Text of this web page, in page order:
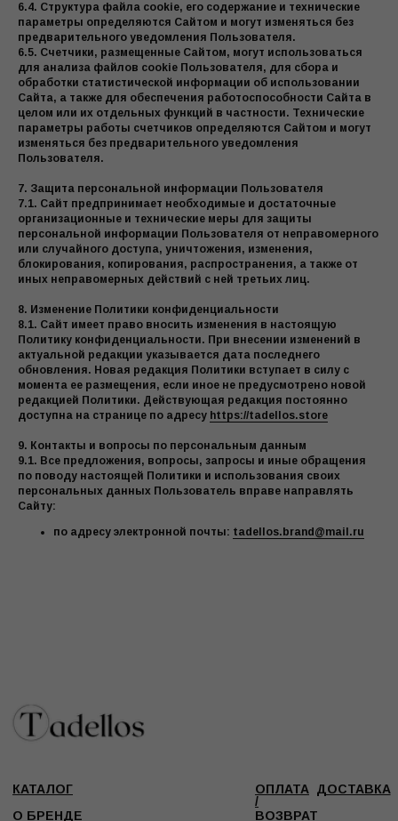
6.4. Структура файла cookie, его содержание и технические
параметры определяются Сайтом и могут изменяться без
предварительного уведомления Пользователя.
6.5. Счетчики, размещенные Сайтом, могут использоваться
для анализа файлов cookie Пользователя, для сбора и
обработки статистической информации об использовании
Сайта, а также для обеспечения работоспособности Сайта в
целом или их отдельных функций в частности. Технические
параметры работы счетчиков определяются Сайтом и могут
изменяться без предварительного уведомления
Пользователя.
7. Защита персональной информации Пользователя
7.1. Сайт предпринимает необходимые и достаточные
организационные и технические меры для защиты
персональной информации Пользователя от неправомерного
или случайного доступа, уничтожения, изменения,
блокирования, копирования, распространения, а также от
иных неправомерных действий с ней третьих лиц.
8. Изменение Политики конфиденциальности
8.1. Сайт имеет право вносить изменения в настоящую
Политику конфиденциальности. При внесении изменений в
актуальной редакции указывается дата последнего
обновления. Новая редакция Политики вступает в силу с
момента ее размещения, если иное не предусмотрено новой
редакцией Политики. Действующая редакция постоянно
доступна на странице по адресу https://tadellos.store
9. Контакты и вопросы по персональным данным
9.1. Все предложения, вопросы, запросы и иные обращения
по поводу настоящей Политики и использования своих
персональных данных Пользователь вправе направлять
Сайту:
по адресу электронной почты: tadellos.brand@mail.ru